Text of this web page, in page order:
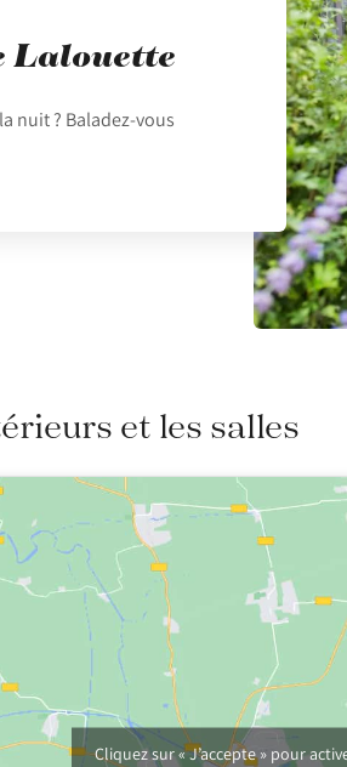
Lalouette
nuit ? Baladez-vous
et les salles
Cliquez sur « J’accepte » pour